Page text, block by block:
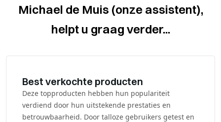
Michael de Muis (onze assistent),
helpt u graag verder...
Best verkochte producten
Deze topproducten hebben hun populariteit
verdiend door hun uitstekende prestaties en
betrouwbaarheid. Door talloze gebruikers getest en